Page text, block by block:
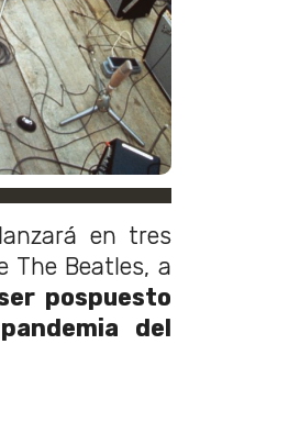
en tres
The Beatles, a
pospuesto
del